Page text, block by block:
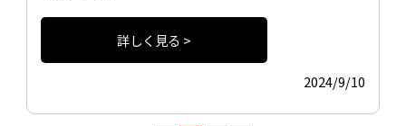
詳しく見る >
2024/9/10